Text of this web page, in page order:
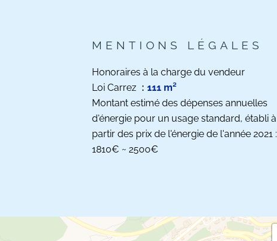
MENTIONS LÉGALES
Honoraires à la charge du vendeur
Loi Carrez
111 m²
Montant estimé des dépenses annuelles
d'énergie pour un usage standard, établi à
partir des prix de l'énergie de l'année 2021 :
1810€ ~ 2500€